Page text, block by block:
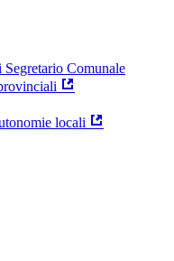
Comunale
locali